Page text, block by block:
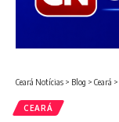
Ceará Notícias > Blog > Ceará >
CEARÁ